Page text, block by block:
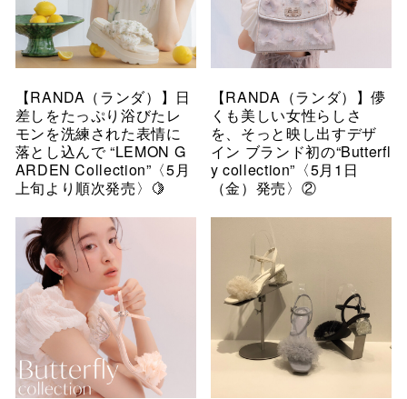
【RANDA（ランダ）】日
差しをたっぷり浴びたレ
モンを洗練された表情に
落とし込んで “LEMON G
ARDEN Collection”〈5月
上旬より順次発売〉🍋
【RANDA（ランダ）】儚
くも美しい女性らしさ
を、そっと映し出すデザ
イン ブランド初の“Butterfl
y collection”〈5月1日
（金）発売〉②